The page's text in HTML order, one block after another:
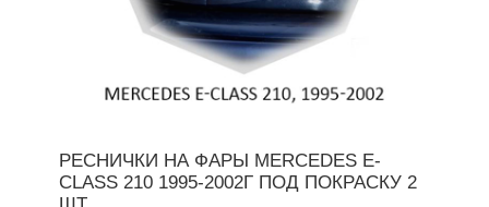
РЕСНИЧКИ НА ФАРЫ MERCEDES E-
CLASS 210 1995-2002Г ПОД ПОКРАСКУ 2